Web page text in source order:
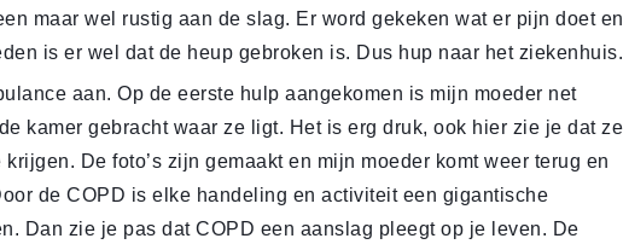
maar wel rustig aan de slag. Er word gekeken wat er pijn doet en
is er wel dat de heup gebroken is. Dus hup naar het ziekenhuis.
aan. Op de eerste hulp aangekomen is mijn moeder net
kamer gebracht waar ze ligt. Het is erg druk, ook hier zie je dat ze
De foto’s zijn gemaakt en mijn moeder komt weer terug en
de COPD is elke handeling en activiteit een gigantische
Dan zie je pas dat COPD een aanslag pleegt op je leven. De